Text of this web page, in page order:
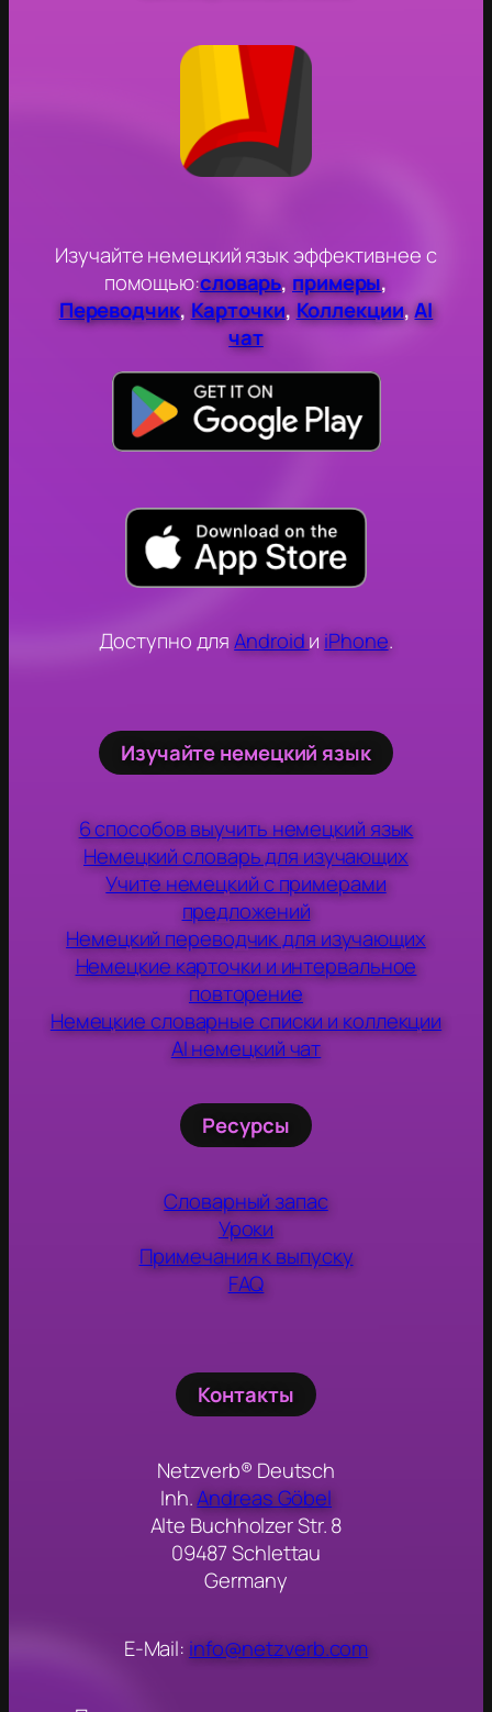
Изучайте немецкий язык эффективнее с
помощью:словарь,примеры,
Переводчик, Карточки, Коллекции,AI
чат
Доступно дляAndroidи iPhone.
Изучайте немецкий язык
6 способов выучить немецкий язык
Немецкий словарь для изучающих
Учите немецкий с примерами
предложений
Немецкий переводчик для изучающих
Немецкие карточки и интервальное
повторение
Немецкие словарные списки и коллекции
AI немецкий чат
Ресурсы
Словарный запас
Уроки
Примечания к выпуску
FAQ
Контакты
Netzverb® Deutsch
Inh.Andreas Göbel
Alte Buchholzer Str. 8
09487 Schlettau
Germany
E-Mail: info@netzverb.com